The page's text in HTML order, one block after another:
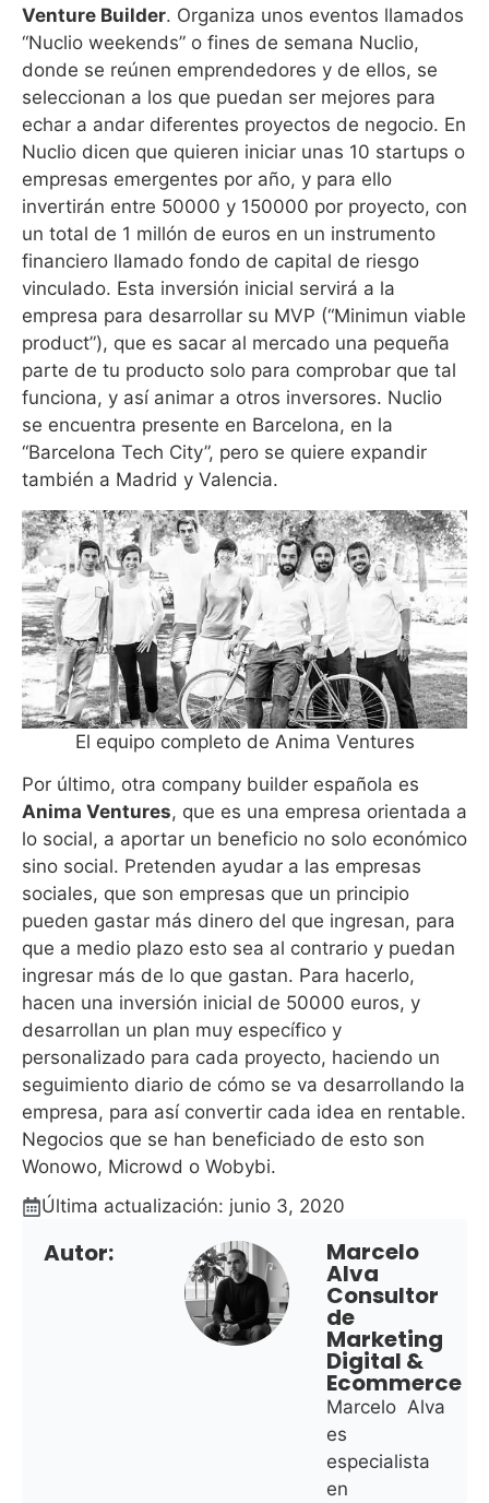
Venture Builder. Organiza unos eventos llamados
“Nuclio weekends” o fines de semana Nuclio,
donde se reúnen emprendedores y de ellos, se
seleccionan a los que puedan ser mejores para
echar a andar diferentes proyectos de negocio. En
Nuclio dicen que quieren iniciar unas 10 startups o
empresas emergentes por año, y para ello
invertirán entre 50000 y 150000 por proyecto, con
un total de 1 millón de euros en un instrumento
financiero llamado fondo de capital de riesgo
vinculado. Esta inversión inicial servirá a la
empresa para desarrollar su MVP (“Minimun viable
product”), que es sacar al mercado una pequeña
parte de tu producto solo para comprobar que tal
funciona, y así animar a otros inversores. Nuclio
se encuentra presente en Barcelona, en la
“Barcelona Tech City”, pero se quiere expandir
también a Madrid y Valencia.
El equipo completo de Anima Ventures
Por último, otra company builder española es
Anima Ventures, que es una empresa orientada a
lo social, a aportar un beneficio no solo económico
sino social. Pretenden ayudar a las empresas
sociales, que son empresas que un principio
pueden gastar más dinero del que ingresan, para
que a medio plazo esto sea al contrario y puedan
ingresar más de lo que gastan. Para hacerlo,
hacen una inversión inicial de 50000 euros, y
desarrollan un plan muy específico y
personalizado para cada proyecto, haciendo un
seguimiento diario de cómo se va desarrollando la
empresa, para así convertir cada idea en rentable.
Negocios que se han beneficiado de esto son
Wonowo, Microwd o Wobybi.
Última actualización: junio 3, 2020
Autor: Marcelo
Alva
Consultor
de
Marketing
Digital &
Ecommerce
Marcelo Alva
es
especialista
en